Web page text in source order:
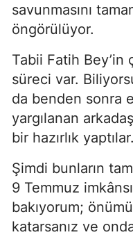
savunmasını
öngörülüyor.
Tabii Fatih Bey’in
süreci var.
da benden sonra
yargılanan
bir hazırlık yaptılar.
Şimdi bunların
9 Temmuz
bakıyorum;
katarsanız ve